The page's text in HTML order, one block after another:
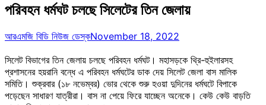
পরিবহন ধর্মঘট চলছে সিলেটের তিন জেলায়
আরএমজি বিডি নিউজ ডেস্কNovember 18, 2022
সিলেট বিভাগের তিন জেলায় চলছে পরিবহন ধর্মঘট। মহাসড়কে থ্রি-হুইলারসহ
প্রশাসনের হয়রানি বন্ধে এ পরিবহন ধর্মঘটের ডাক দেয় সিলেট জেলা বাস মালিক
সমিতি। শুক্রবার (১৮ নভেম্বর) ভোর থেকে শুরু হওয়া দুদিনের ধর্মঘটে বিপাকে
পড়েছেন সাধারণ যাত্রীরা। বাস না পেয়ে ফিরে যাচ্ছেন অনেকে। কেউ কেউ বাড়তি